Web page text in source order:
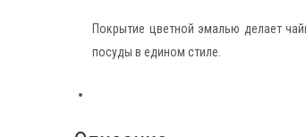
Покрытие цветной эмалью делает
посуды в едином стиле.